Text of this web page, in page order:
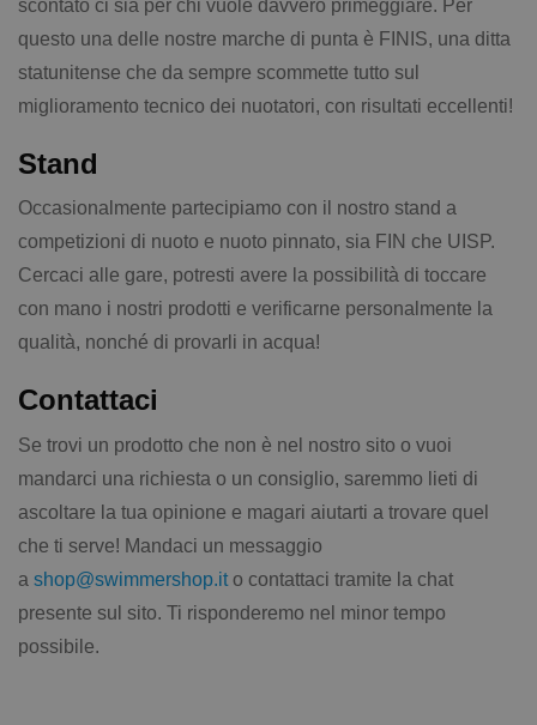
scontato ci sia per chi vuole davvero primeggiare. Per
questo una delle nostre marche di punta è FINIS, una ditta
statunitense che da sempre scommette tutto sul
miglioramento tecnico dei nuotatori, con risultati eccellenti!
Stand
Occasionalmente partecipiamo con il nostro stand a
competizioni di nuoto e nuoto pinnato, sia FIN che UISP.
Cercaci alle gare, potresti avere la possibilità di toccare
con mano i nostri prodotti e verificarne personalmente la
qualità, nonché di provarli in acqua!
Contattaci
Se trovi un prodotto che non è nel nostro sito o vuoi
mandarci una richiesta o un consiglio, saremmo lieti di
ascoltare la tua opinione e magari aiutarti a trovare quel
che ti serve! Mandaci un messaggio
a shop@swimmershop.ito contattaci tramite la chat
presente sul sito. Ti risponderemo nel minor tempo
possibile.